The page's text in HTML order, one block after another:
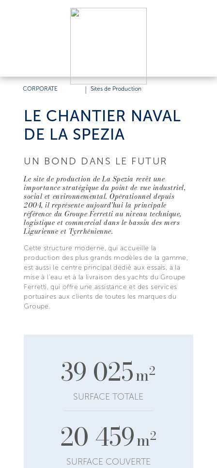
CORPORATE |Sites de Production
LE CHANTIER NAVAL
DE LA SPEZIA
UN BOND DANS LE FUTUR
Le site de production de La Spezia revêt une
importance stratégique du point de vue industriel,
social et environnemental. Opérationnel depuis
2004, il représente aujourd’hui la principale
référence du Groupe Ferretti au niveau technique,
logistique et commercial dans le bassin des mers
Ligurienne et Tyrrhénienne.
Cette structure moderne, qui accueille la
production des plus grands modèles de la gamme,
est aussi le centre principal dédié aux essais, à la
mise à l’eau et à la livraison des yachts du Groupe
Ferretti, qui offre une assistance et des services
portuaires aux clients de toutes les marques du
Groupe.
39 025m2
SURFACE TOTALE
20 459m2
SURFACE COUVERTE